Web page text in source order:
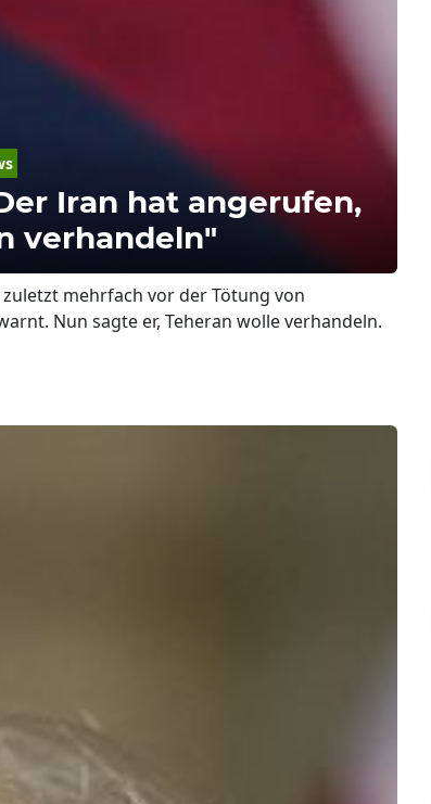
Iran hat angerufen,
verhandeln"
mehrfach vor der Tötung von
Nun sagte er, Teheran wolle verhandeln.